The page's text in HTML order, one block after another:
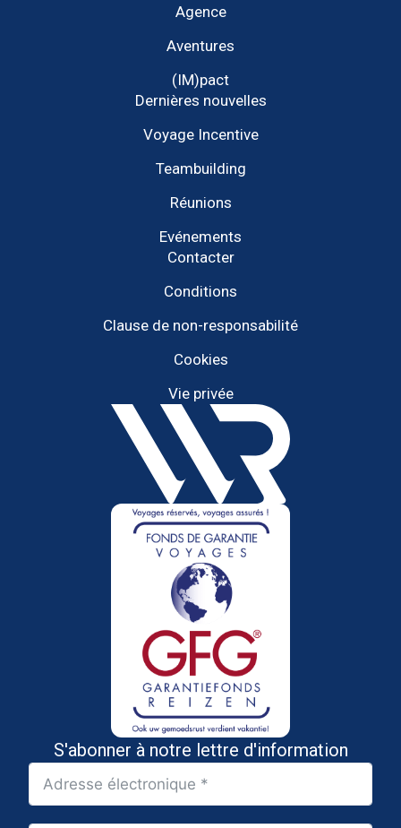
Agence
Aventures
(IM)pact
Dernières nouvelles
Voyage Incentive
Teambuilding
Réunions
Evénements
Contacter
Conditions
Clause de non-responsabilité
Cookies
Vie privée
S'abonner à notre lettre d'information